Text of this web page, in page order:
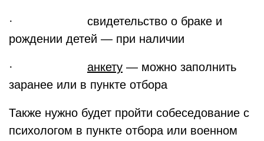
· свидетельство о браке и
рождении детей — при наличии
· анкету — можно заполнить
заранее или в пункте отбора
Также нужно будет пройти собеседование с
психологом в пункте отбора или военном